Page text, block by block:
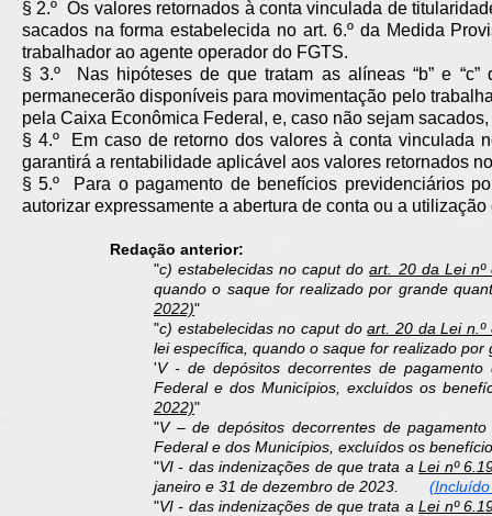
§ 2.º Os valores retornados à conta vinculada de
sacados na forma estabelecida no art. 6.º da Medida
trabalhador ao agente operador do FGTS.
§ 3.º Nas hipóteses de que tratam as alíneas “b” e
permanecerão disponíveis para movimentação pelo
pela Caixa Econômica Federal, e, caso não sejam
§ 4.º Em caso de retorno dos valores à conta vinculada
garantirá a rentabilidade aplicável aos valores retornados
§ 5.º Para o pagamento de benefícios previdenciários
autorizar expressamente a abertura de conta ou a
Redação anterior:
"c) estabelecidas no caput doart. 20 da Lei nº
quando o saque for realizado por grande
2022)"
"c) estabelecidas no caput doart. 20 da Lei
lei específica, quando o saque for realizado
'V - de depósitos decorrentes de
Federal e dos Municípios, excluídos os
2022)"
"V– de depósitos decorrentes de
Federal e dos Municípios, excluídos os
"VI - das indenizações de que trata aLei nº
janeiro e 31 de dezembro de 2023.
"VI - das indenizações de que trata aLei nº